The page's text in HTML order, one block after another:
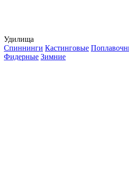
Удилища
Спиннинги Кастинговые
Фидерные Зимние